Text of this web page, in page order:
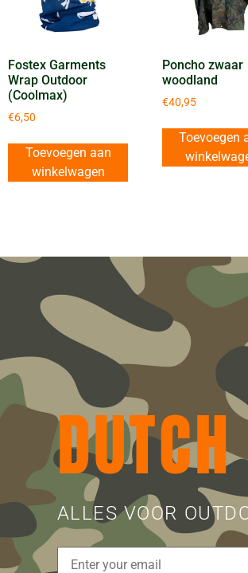
Fostex Garments
Wrap Outdoor
(Coolmax)
€6,50
Toevoegen aan
winkelwagen
Poncho zwaar
woodland
€40,95
Toevoegen
ALLES VOOR